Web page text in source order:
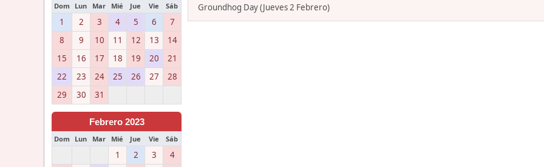
Dom Lun Mar Mié Jue Vie Sáb
1 2 3 4 5 6
7
8
9 10 11 12 13
14
15
16 17 18 19 20
21
22
23 24 25 26 27
28
29
30 31
Febrero 2023
Dom Lun Mar Mié Jue Vie Sáb
1 2 3 4
Groundhog Day (Jueves 2 Febrero)